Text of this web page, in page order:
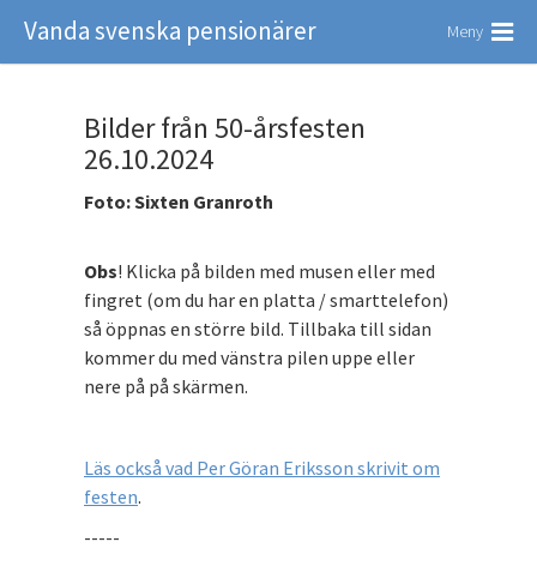
Vanda svenska pensionärer Meny
Bilder från 50-årsfesten
26.10.2024
Foto: Sixten Granroth
Obs! Klicka på bilden med musen eller med
fingret (om du har en platta / smarttelefon)
så öppnas en större bild. Tillbaka till sidan
kommer du med vänstra pilen uppe eller
nere på på skärmen.
Läs också vad Per Göran Eriksson skrivit om
festen.
-----